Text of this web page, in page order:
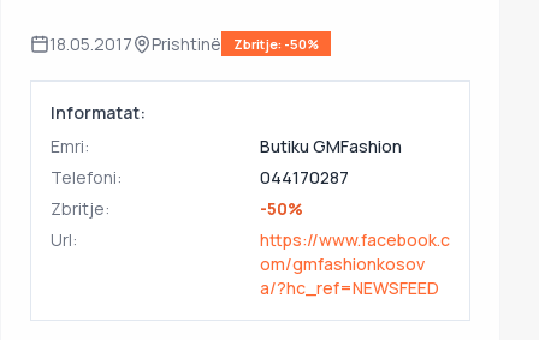
18.05.2017 Prishtinë Zbritje: -50%
Informatat:
Emri:
Butiku GMFashion
Telefoni:
044170287
Zbritje:
-50%
Url:
https://www.facebook.c
om/gmfashionkosov
a/?hc_ref=NEWSFEED